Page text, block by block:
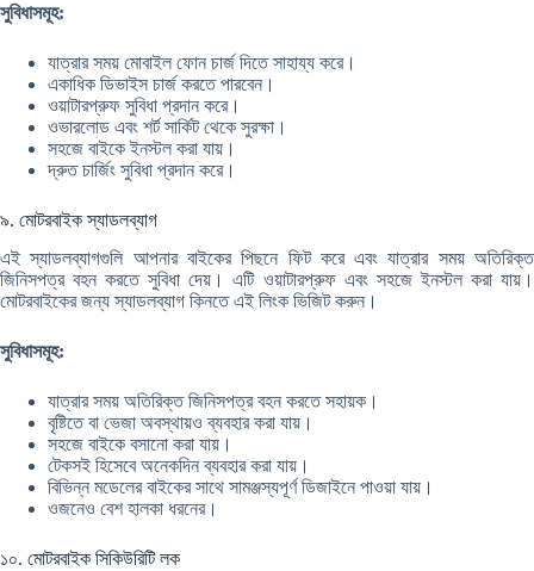
সুবিধাসমূহ:
যাত্রার সময় মোবাইল ফোন চার্জ দিতে সাহায্য করে।
একাধিক ডিভাইস চার্জ করতে পারবেন।
ওয়াটারপ্রুফ সুবিধা প্রদান করে।
ওভারলোড এবং শর্ট সার্কিট থেকে সুরক্ষা।
সহজে বাইকে ইনস্টল করা যায়।
দ্রুত চার্জিং সুবিধা প্রদান করে।
৯. মোটরবাইক স্যাডলব্যাগ
এই স্যাডলব্যাগগুলি আপনার বাইকের পিছনে ফিট করে এবং যাত্রার সময় অতিরিক্ত
জিনিসপত্র বহন করতে সুবিধা দেয়। এটি ওয়াটারপ্রুফ এবং সহজে ইনস্টল করা যায়।
মোটরবাইকের জন্য স্যাডলব্যাগ কিনতে এই লিংক ভিজিট করুন।
সুবিধাসমূহ:
যাত্রার সময় অতিরিক্ত জিনিসপত্র বহন করতে সহায়ক।
বৃষ্টিতে বা ভেজা অবস্থায়ও ব্যবহার করা যায়।
সহজে বাইকে বসানো করা যায়।
টেকসই হিসেবে অনেকদিন ব্যবহার করা যায়।
বিভিন্ন মডেলের বাইকের সাথে সামঞ্জস্যপূর্ণ ডিজাইনে পাওয়া যায়।
ওজনেও বেশ হালকা ধরনের।
১০. মোটরবাইক সিকিউরিটি লক